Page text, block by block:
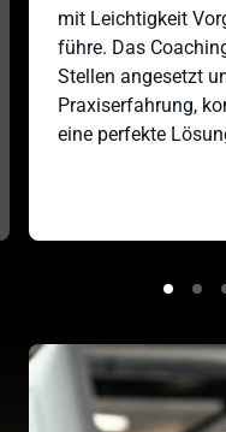
mit Leichtigkeit
führe. Das
Stellen angesetzt
Praxiserfahrung,
eine perfekte